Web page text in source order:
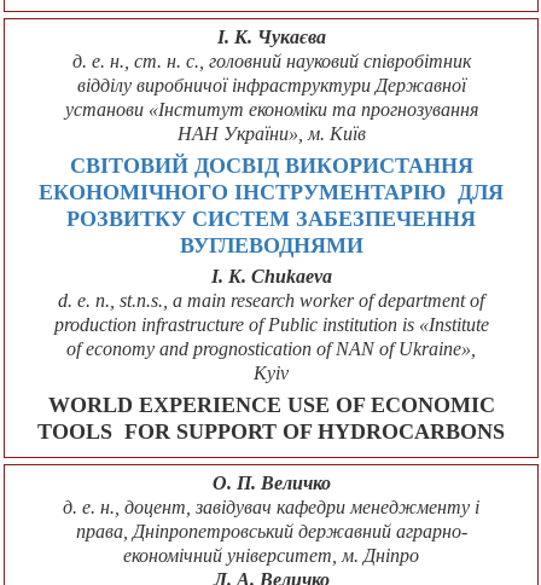
І. К. Чукаєва
д. е. н., ст. н. с., головний науковий співробітник
відділу виробничої інфраструктури Державної
установи «Інститут економіки та прогнозування
НАН України», м. Київ
СВІТОВИЙ ДОСВІД ВИКОРИСТАННЯ
ЕКОНОМІЧНОГО ІНСТРУМЕНТАРІЮ ДЛЯ
РОЗВИТКУ СИСТЕМ ЗАБЕЗПЕЧЕННЯ
ВУГЛЕВОДНЯМИ
I. K. Chukaeva
d. e. n., st.n.s., a main research worker of department of
production infrastructure of Public institution is «Institute
of economy and prognostication of NAN of Ukraine»,
Kyiv
WORLD EXPERIENCE USE OF ECONOMIC
TOOLS FOR SUPPORT OF HYDROCARBONS
О. П. Величко
д. е. н., доцент, завідувач кафедри менеджменту і
права, Дніпропетровський державний аграрно-
економічний університет, м. Дніпро
Л. А. Величко